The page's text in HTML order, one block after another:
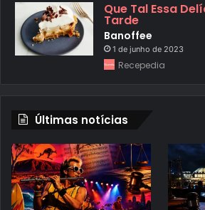
Que Tal Essa
Tarde
Banoffee
1 de junho de 2023
Recepedia
Últimas notícias